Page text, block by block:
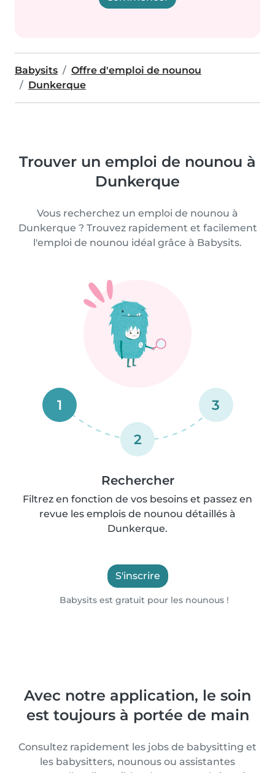
Babysits
Offre d'emploi de nounou
Dunkerque
Trouver un emploi de nounou à
Dunkerque
Vous recherchez un emploi de nounou à
Dunkerque ? Trouvez rapidement et facilement
l'emploi de nounou idéal grâce à Babysits.
1
2
3
Rechercher
Filtrez en fonction de vos besoins et passez en
revue les emplois de nounou détaillés à
Dunkerque.
S'inscrire
Babysits est gratuit pour les nounous !
Avec notre application, le soin
est toujours à portée de main
Consultez rapidement les jobs de babysitting et
les babysitters, nounous ou assistantes